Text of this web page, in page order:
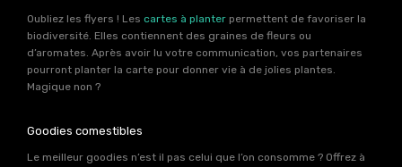
Oubliez les flyers ! Les cartes à planter permettent de favoriser la
biodiversité. Elles contiennent des graines de fleurs ou
d’aromates. Après avoir lu votre communication, vos partenaires
pourront planter la carte pour donner vie à de jolies plantes.
Magique non ?
Goodies comestibles
Le meilleur goodies n’est il pas celui que l’on consomme ? Offrez à